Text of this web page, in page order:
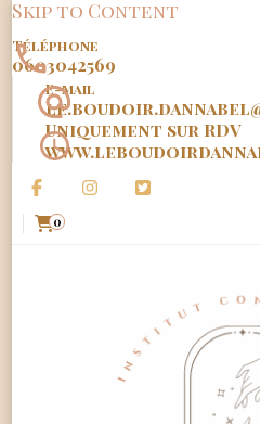
Skip to Content
Téléphone
0603042569
E-mail
Uniquement sur RDV
0